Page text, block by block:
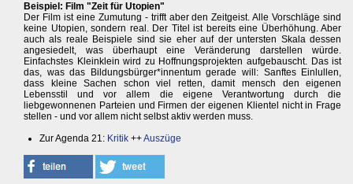
Beispiel: Film "Zeit für Utopien"
Der Film ist eine Zumutung - trifft aber den Zeitgeist. Alle Vorschläge sind
keine Utopien, sondern real. Der Titel ist bereits eine Überhöhung. Aber
auch als reale Beispiele sind sie eher auf der untersten Skala dessen
angesiedelt, was überhaupt eine Veränderung darstellen würde.
Einfachstes Kleinklein wird zu Hoffnungsprojekten aufgebauscht. Das ist
das, was das Bildungsbürger*innentum gerade will: Sanftes Einlullen,
dass kleine Sachen schon viel retten, damit mensch den eigenen
Lebensstil und vor allem die eigene Verantwortung durch die
liebgewonnenen Parteien und Firmen der eigenen Klientel nicht in Frage
stellen - und vor allem nicht selbst aktiv werden muss.
Zur Agenda 21: Kritik ++Auszüge